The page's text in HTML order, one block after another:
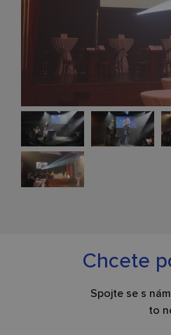
Chcete
Spojte se s
to